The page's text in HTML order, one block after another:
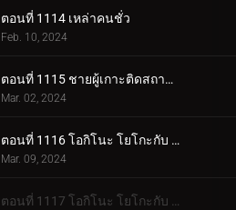
ตอนที่ 1114 เหล่าคนชั่ว
Feb. 10, 2024
ตอนที่ 1115 ชายผู้เกาะติดสถานีตำรวจ
Mar. 02, 2024
ตอนที่ 1116 โอกิโนะ โยโกะกับ ห้องปิดตายใต้หลังคา (ภาคแรก)
Mar. 09, 2024
ตอนที่ 1117 โอกิโนะ โยโกะกับ ห้องปิดตายใต้หลังคา (ภาคจบ)